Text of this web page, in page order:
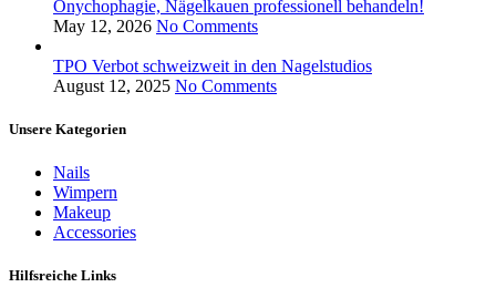
Onychophagie, Nägelkauen professionell behandeln!
May 12, 2026 No Comments
TPO Verbot schweizweit in den Nagelstudios
August 12, 2025 No Comments
Unsere Kategorien
Nails
Wimpern
Makeup
Accessories
Hilfsreiche Links